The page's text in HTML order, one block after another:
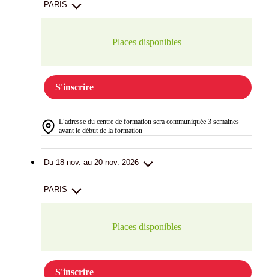
PARIS
Places disponibles
S'inscrire
L’adresse du centre de formation sera communiquée 3 semaines
avant le début de la formation
Du 18 nov. au 20 nov. 2026
PARIS
Places disponibles
S'inscrire